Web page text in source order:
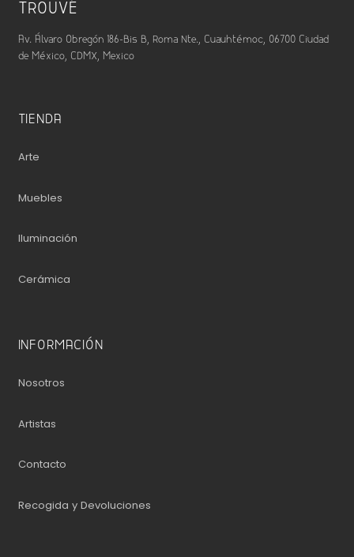
TROUVÉ
Av. Álvaro Obregón 186-Bis B, Roma Nte., Cuauhtémoc, 06700 Ciudad
de México, CDMX, Mexico
TIENDA
Arte
Muebles
Iluminación
Cerámica
INFORMACIÓN
Nosotros
Artistas
Contacto
Recogida y Devoluciones